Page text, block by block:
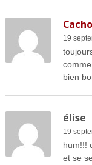
19
bien
élise
19
hum!!!
et se